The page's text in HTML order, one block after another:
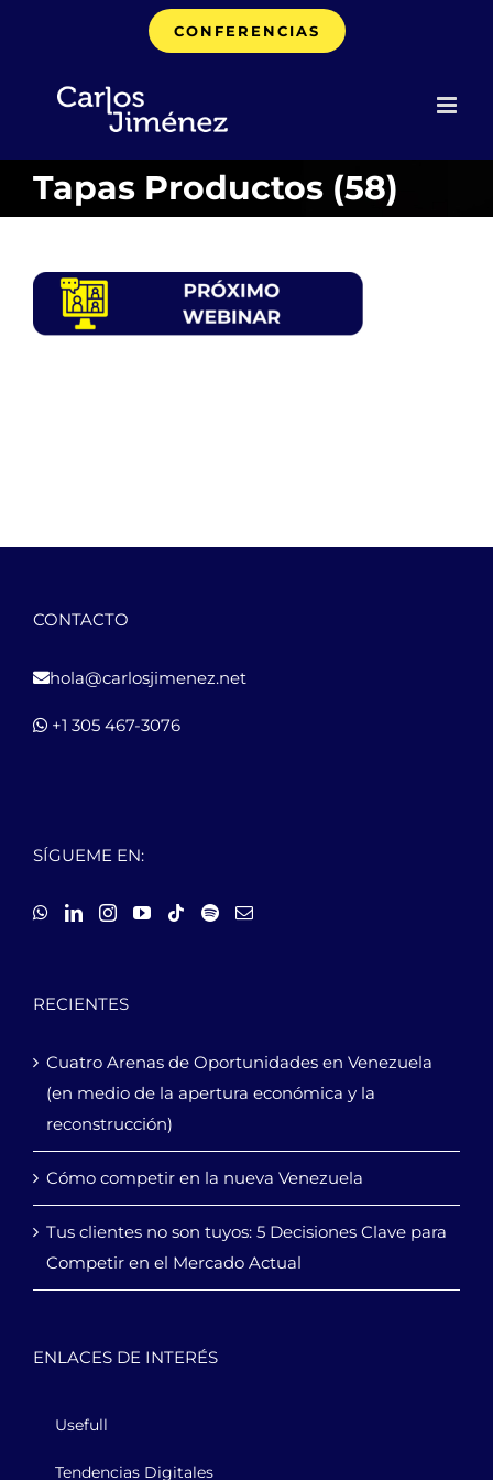
CONFERENCIAS
Tapas Productos (58)
CONTACTO
hola@carlosjimenez.net
+1 305 467-3076
SÍGUEME EN:
RECIENTES
Cuatro Arenas de Oportunidades en Venezuela
(en medio de la apertura económica y la
reconstrucción)
Cómo competir en la nueva Venezuela
Tus clientes no son tuyos: 5 Decisiones Clave para
Competir en el Mercado Actual
ENLACES DE INTERÉS
Usefull
Tendencias Digitales